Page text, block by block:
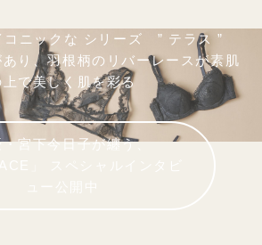
コニックな シリーズ ” テラス ”
り、羽根柄のリバーレースが素肌
上で美しく肌を彩る
・宮下今日子が纏う、